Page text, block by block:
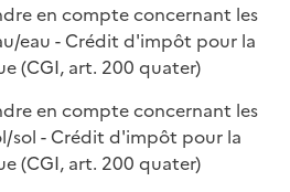
en compte concernant les
eau - Crédit d'impôt pour la
(CGI, art. 200 quater)
en compte concernant les
sol - Crédit d'impôt pour la
(CGI, art. 200 quater)